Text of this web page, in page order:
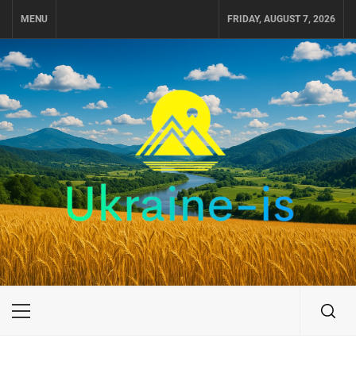
MENU FRIDAY, AUGUST 7, 2026
UKRAINE-IS
ПУТЕШЕСТВИЕ ПО УКРАИНЕ
Primary